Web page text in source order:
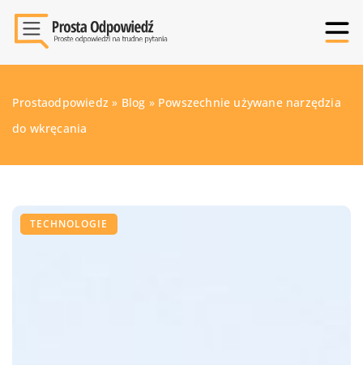
Prostaodpowiedz » Blog » Powszechnie używane narzędzia
do wkręcania
TECHNOLOGIE